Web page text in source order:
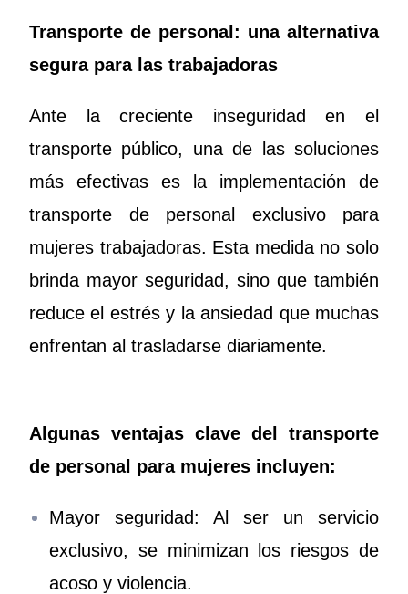
Transporte de personal: una alternativa
segura para las trabajadoras
Ante la creciente inseguridad en el
transporte público, una de las soluciones
más efectivas es la implementación de
transporte de personal exclusivo para
mujeres trabajadoras. Esta medida no solo
brinda mayor seguridad, sino que también
reduce el estrés y la ansiedad que muchas
enfrentan al trasladarse diariamente.
Algunas ventajas clave del transporte
de personal para mujeres incluyen:
Mayor seguridad: Al ser un servicio
exclusivo, se minimizan los riesgos de
acoso y violencia.